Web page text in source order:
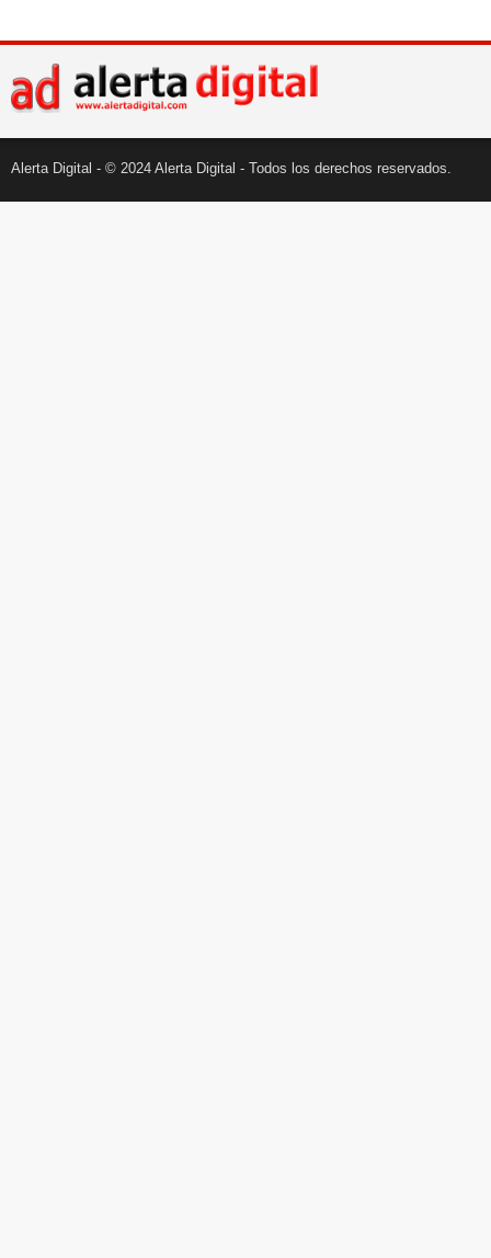
Alerta Digital - © 2024 Alerta Digital - Todos los derechos reservados.